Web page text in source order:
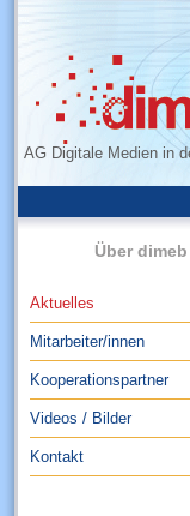
AG Digitale Medien in
Über dimeb
Aktuelles
Mitarbeiter/innen
Kooperationspartner
Videos / Bilder
Kontakt